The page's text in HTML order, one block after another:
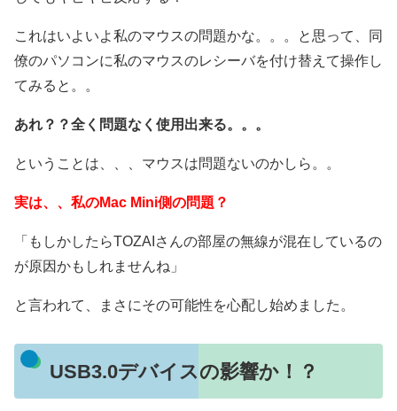
これはいよいよ私のマウスの問題かな。。。と思って、同
僚のパソコンに私のマウスのレシーバを付け替えて操作し
てみると。。
あれ？？全く問題なく使用出来る。。。
ということは、、、マウスは問題ないのかしら。。
実は、、私のMac Mini側の問題？
「もしかしたらTOZAIさんの部屋の無線が混在しているの
が原因かもしれませんね」
と言われて、まさにその可能性を心配し始めました。
USB3.0デバイスの影響か！？